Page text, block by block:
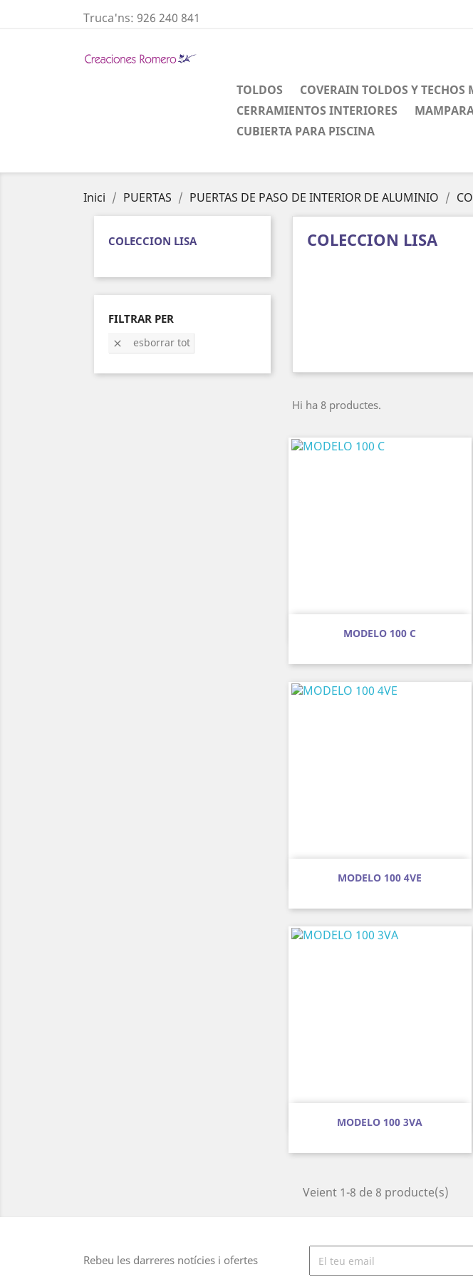
Truca'ns: 926 240 841
TOLDOS COVERAIN TOLDOS Y TECHOS
CERRAMIENTOS INTERIORES
CUBIERTA PARA PISCINA
Inici PUERTAS PUERTAS DE PASO DE INTERIOR DE ALUMINIO
COLECCION LISA
FILTRAR PER
 esborrar tot
COLECCION LISA
Hi ha 8 productes.
MODELO 100 C
Vista ràpida
MODELO 100 4VE
Vista ràpida
MODELO 100 3VA
Vista ràpida
Veient 1-8 de 8 producte(s)
Rebeu les darreres notícies i ofertes